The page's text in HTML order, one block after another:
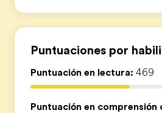
Únete al equipo
Puntuaciones por
Puntuación en lectura: 469
Puntuación en comprensión